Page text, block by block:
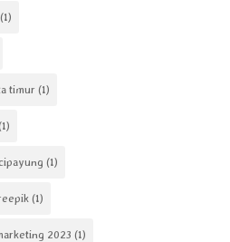
(1)
timur (1)
(1)
(1)
2023 (1)